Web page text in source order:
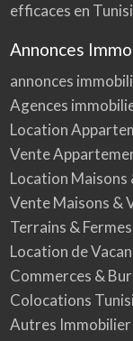
efficaces en
Annonces
annonces
Agences
Location
Vente
Location Maisons
Vente Maisons &
Terrains &
Location de
Commerces &
Colocations
Autres Immobilier